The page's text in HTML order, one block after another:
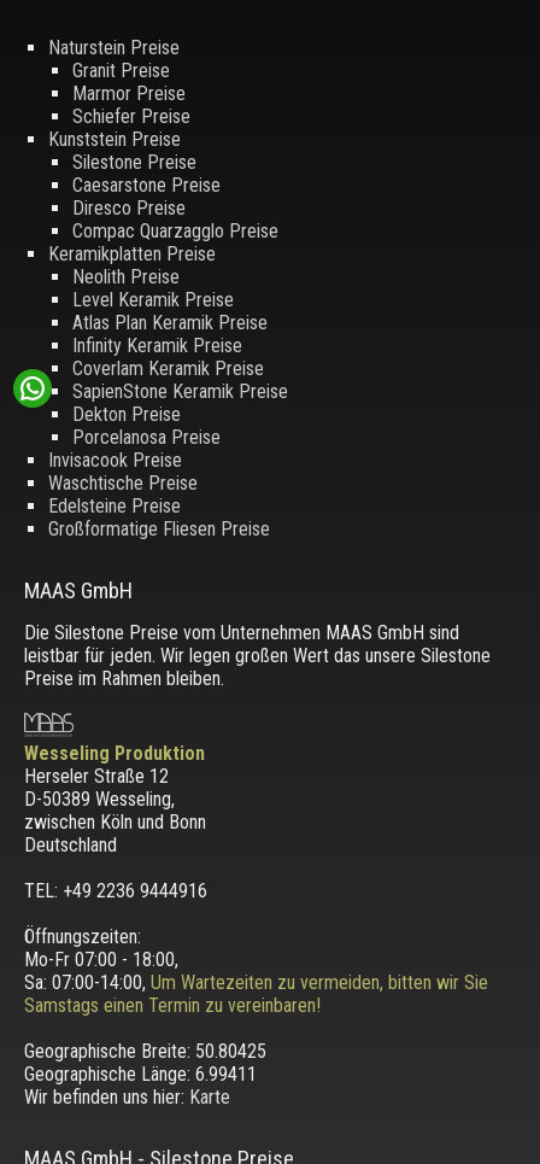
Naturstein Preise
Granit Preise
Marmor Preise
Schiefer Preise
Kunststein Preise
Silestone Preise
Caesarstone Preise
Diresco Preise
Compac Quarzagglo Preise
Keramikplatten Preise
Neolith Preise
Level Keramik Preise
Atlas Plan Keramik Preise
Infinity Keramik Preise
Coverlam Keramik Preise
SapienStone Keramik Preise
Dekton Preise
Porcelanosa Preise
Invisacook Preise
Waschtische Preise
Edelsteine Preise
Großformatige Fliesen Preise
MAAS GmbH
Die Silestone Preise vom Unternehmen MAAS GmbH sind
leistbar für jeden. Wir legen großen Wert das unsere Silestone
Preise im Rahmen bleiben.
Wesseling Produktion
Herseler Straße 12
D-50389 Wesseling,
zwischen Köln und Bonn
Deutschland
TEL: +49 2236 9444916
Öffnungszeiten:
Mo-Fr 07:00 - 18:00,
Sa: 07:00-14:00, Um Wartezeiten zu vermeiden, bitten wir Sie
Samstags einen Termin zu vereinbaren!
Geographische Breite: 50.80425
Geographische Länge: 6.99411
Wir befinden uns hier: Karte
MAAS GmbH - Silestone Preise